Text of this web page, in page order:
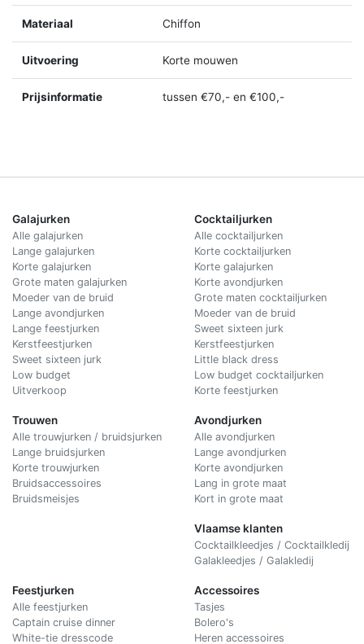
Materiaal Chiffon
Uitvoering Korte mouwen
Prijsinformatie tussen €70,- en €100,-
Galajurken
Alle galajurken
Lange galajurken
Korte galajurken
Grote maten galajurken
Moeder van de bruid
Lange avondjurken
Lange feestjurken
Kerstfeestjurken
Sweet sixteen jurk
Low budget
Uitverkoop
Trouwen
Alle trouwjurken / bruidsjurken
Lange bruidsjurken
Korte trouwjurken
Bruidsaccessoires
Bruidsmeisjes
Cocktailjurken
Alle cocktailjurken
Korte cocktailjurken
Korte galajurken
Korte avondjurken
Grote maten cocktailjurken
Moeder van de bruid
Sweet sixteen jurk
Kerstfeestjurken
Little black dress
Low budget cocktailjurken
Korte feestjurken
Avondjurken
Alle avondjurken
Lange avondjurken
Korte avondjurken
Lang in grote maat
Kort in grote maat
Vlaamse klanten
Cocktailkleedjes / Cocktailkledij
Galakleedjes / Galakledij
Feestjurken
Alle feestjurken
Captain cruise dinner
White-tie dresscode
Accessoires
Tasjes
Bolero's
Heren accessoires